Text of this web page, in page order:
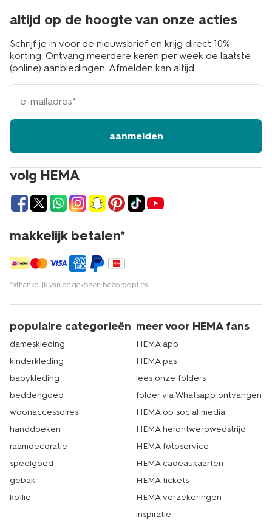
volg HEMA
makkelijk betalen*
*afhankelijk van de gekozen bezorgopties
altijd op de hoogte van onze acties
Schrijf je in voor de nieuwsbrief en krijg direct 10%
korting. Ontvang meerdere keren per week de laatste
(online) aanbiedingen. Afmelden kan altijd.
e-
mailadres
aanmelden
populaire categorieën
dameskleding
kinderkleding
babykleding
beddengoed
woonaccessoires
handdoeken
raamdecoratie
speelgoed
gebak
koffie
meer voor HEMA fans
HEMA app
HEMA pas
lees onze folders
folder via Whatsapp ontvangen
HEMA op social media
HEMA herontwerpwedstrijd
HEMA fotoservice
HEMA cadeaukaarten
HEMA tickets
HEMA verzekeringen
inspiratie